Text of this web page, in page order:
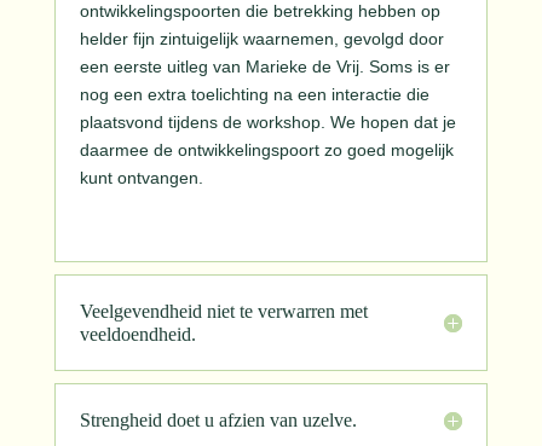
ontwikkelingspoorten die betrekking hebben op
helder fijn zintuigelijk waarnemen, gevolgd door
een eerste uitleg van Marieke de Vrij. Soms is er
nog een extra toelichting na een interactie die
plaatsvond tijdens de workshop. We hopen dat je
daarmee de ontwikkelingspoort zo goed mogelijk
kunt ontvangen.
Veelgevendheid niet te verwarren met
veeldoendheid.
Strengheid doet u afzien van uzelve.